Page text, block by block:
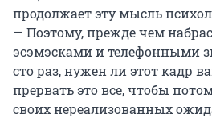
продолжает эту мысль
— Поэтому, прежде чем
эсэмэсками и телефонными
сто раз, нужен ли этот кадр
прервать это все, чтобы
своих нереализованных